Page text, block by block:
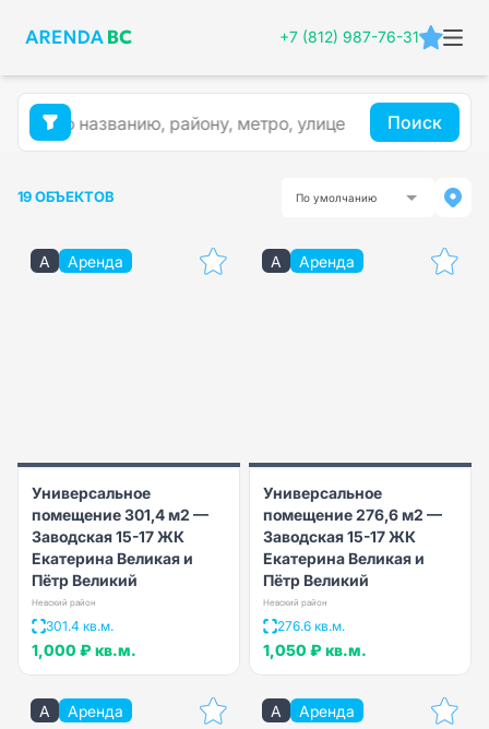
+7 (812) 987-76-31
Поиск
19 ОБЪЕКТОВ По умолчанию
A Аренда
Универсальное
помещение 301,4 м2 —
Заводская 15-17 ЖК
Екатерина Великая и
Пётр Великий
Невский район
301.4 кв.м.
1,000 ₽ кв.м.
A Аренда
Универсальное
помещение 276,6 м2 —
Заводская 15-17 ЖК
Екатерина Великая и
Пётр Великий
Невский район
276.6 кв.м.
1,050 ₽ кв.м.
A Аренда A Аренда